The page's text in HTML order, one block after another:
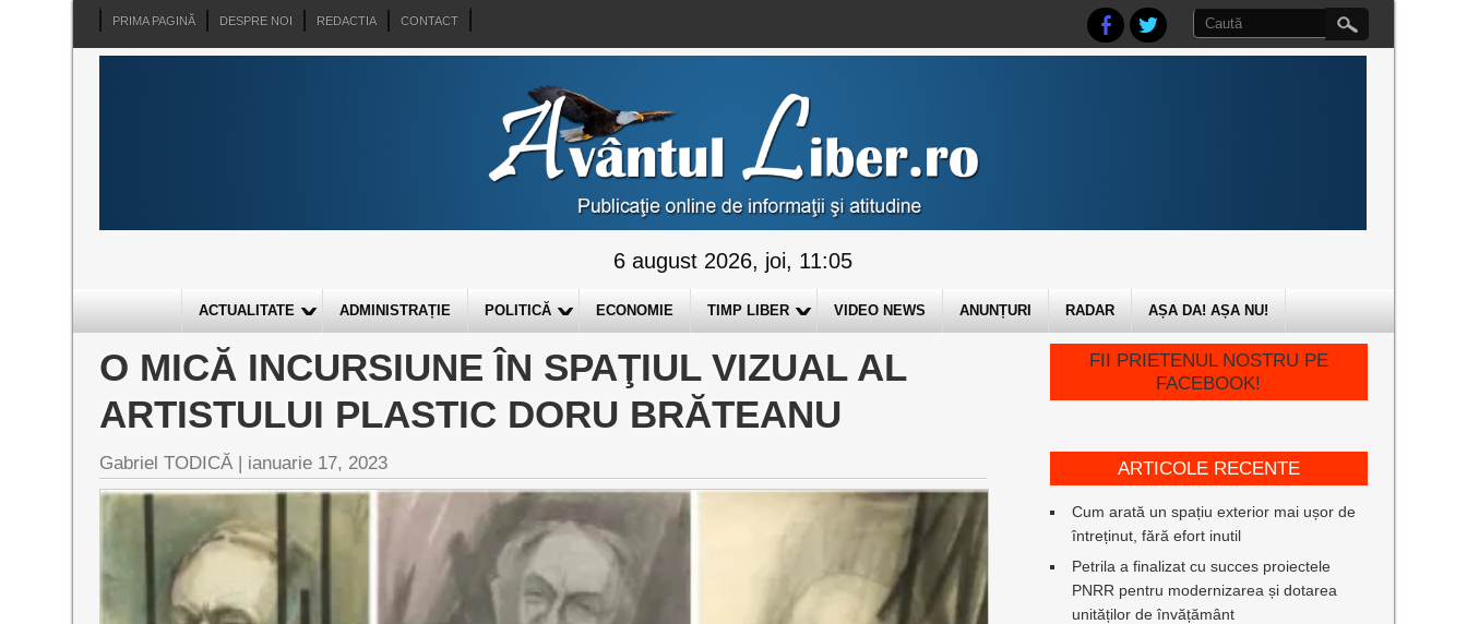
PRIMA PAGINĂ DESPRE NOI REDACTIA CONTACT
6 august 2026, joi, 11:05
ACTUALITATE ADMINISTRAȚIE POLITICĂ ECONOMIE TIMP LIBER VIDEO NEWS ANUNȚURI RADAR AȘA DA! AȘA NU!
O MICĂ INCURSIUNE ÎN SPAŢIUL VIZUAL AL
ARTISTULUI PLASTIC DORU BRĂTEANU
Gabriel TODICĂ | ianuarie 17, 2023
FII PRIETENUL NOSTRU PE
FACEBOOK!
ARTICOLE RECENTE
Cum arată un spațiu exterior mai ușor de
întreținut, fără efort inutil
Petrila a finalizat cu succes proiectele
PNRR pentru modernizarea și dotarea
unităților de învățământ